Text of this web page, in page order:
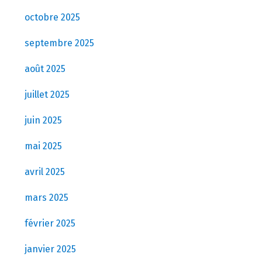
octobre 2025
septembre 2025
août 2025
juillet 2025
juin 2025
mai 2025
avril 2025
mars 2025
février 2025
janvier 2025